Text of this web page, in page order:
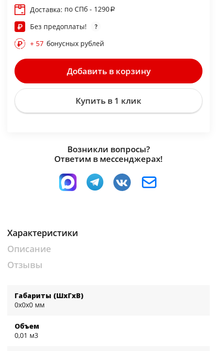
Доставка: по СПб - 1290
Без предоплаты!
+ 57 бонусных рублей
Добавить в корзину
Купить в 1 клик
Возникли вопросы?
Ответим в мессенджерах!
Характеристики
Описание
Отзывы
Габариты (ШхГхВ)
0x0x0 мм
Объем
0,01 м3